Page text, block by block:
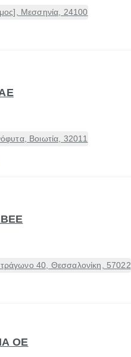
Μεσσηνία, 24100
Βοιωτία, 32011
40, Θεσσαλονίκη, 57022
ΟΕ